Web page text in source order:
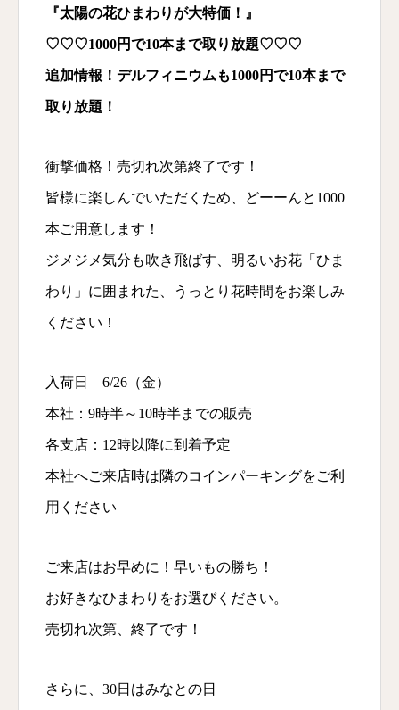
『太陽の花ひまわりが大特価！』
♡♡♡1000円で10本まで取り放題♡♡♡
追加情報！デルフィニウムも1000円で10本まで
取り放題！
衝撃価格！売切れ次第終了です！
皆様に楽しんでいただくため、どーーんと1000
本ご用意します！
ジメジメ気分も吹き飛ばす、明るいお花「ひま
わり」に囲まれた、うっとり花時間をお楽しみ
ください！
入荷日 6/26（金）
本社：9時半～10時半までの販売
各支店：12時以降に到着予定
本社へご来店時は隣のコインパーキングをご利
用ください
ご来店はお早めに！早いもの勝ち！
お好きなひまわりをお選びください。
売切れ次第、終了です！
さらに、30日はみなとの日